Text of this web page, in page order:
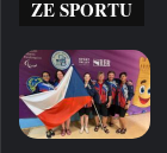
ZE SPORTU